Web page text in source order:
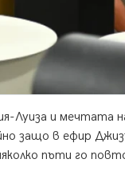
Луиза и мечтата
защо в ефир
пъти го